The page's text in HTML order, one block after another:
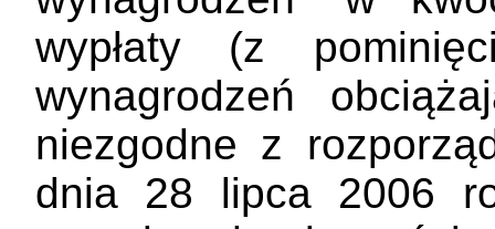
wypłaty (z
wynagrodzeń
niezgodne z
dnia 28 lipca 2006